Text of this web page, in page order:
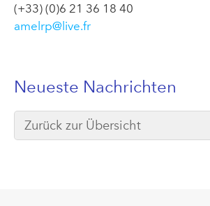
(+33) (0)6 21 36 18 40
amelrp@live.fr
Neueste Nachrichten
Zurück zur Übersicht